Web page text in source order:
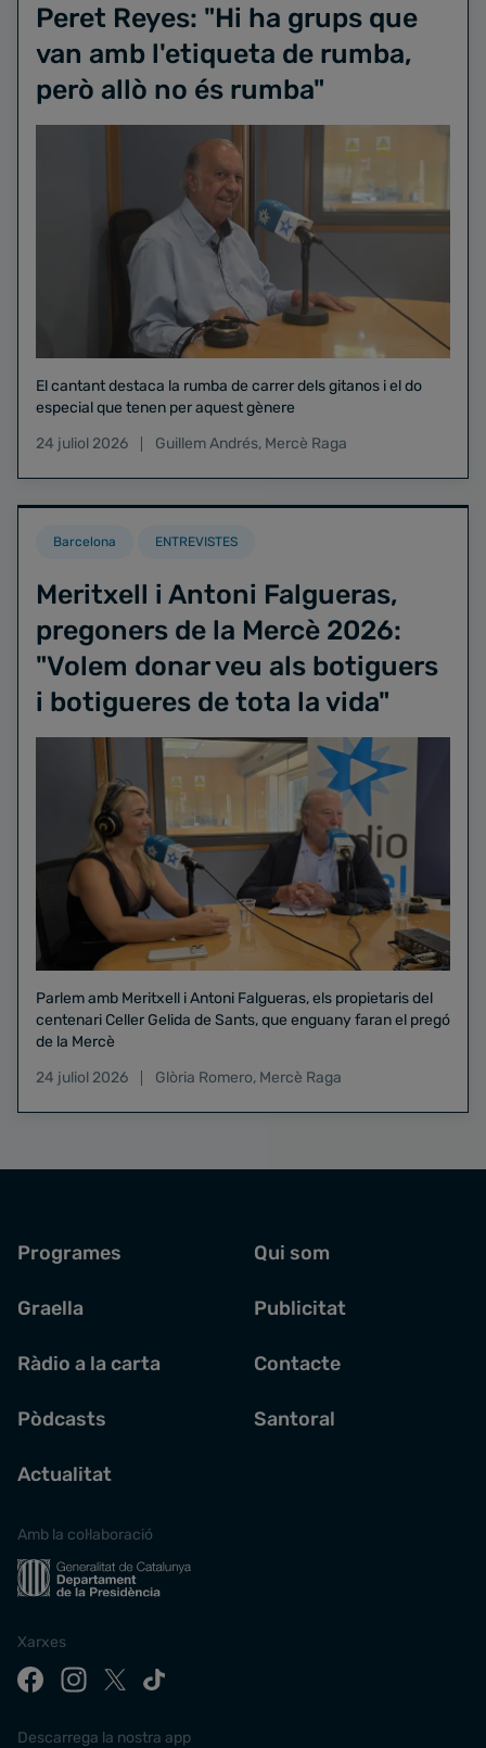
Peret Reyes: "Hi ha grups que
van amb l'etiqueta de rumba,
però allò no és rumba"
El cantant destaca la rumba de carrer dels gitanos i el do
especial que tenen per aquest gènere
24 juliol 2026
Guillem Andrés, Mercè Raga
Barcelona ENTREVISTES
Meritxell i Antoni Falgueras,
pregoners de la Mercè 2026:
"Volem donar veu als botiguers
i botigueres de tota la vida"
Parlem amb Meritxell i Antoni Falgueras, els propietaris del
centenari Celler Gelida de Sants, que enguany faran el pregó
de la Mercè
24 juliol 2026
Glòria Romero, Mercè Raga
Programes
Graella
Ràdio a la carta
Pòdcasts
Actualitat
Qui som
Publicitat
Contacte
Santoral
Amb la col·laboració
Xarxes
Descarrega la nostra app